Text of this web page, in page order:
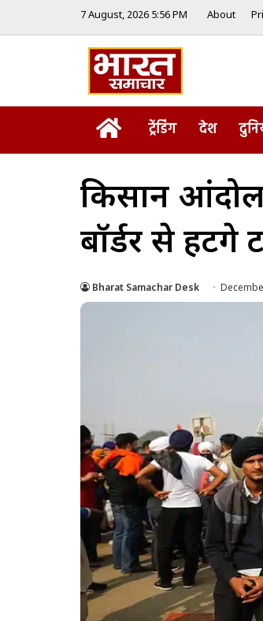
7 August, 2026 5:56 PM About
Homeट्रेंडिंग देश
किसान
बॉर्डर से
Bharat Samachar Desk